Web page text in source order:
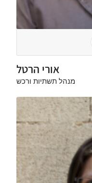
אורי הרטל
מנהל תשתיות ורכש